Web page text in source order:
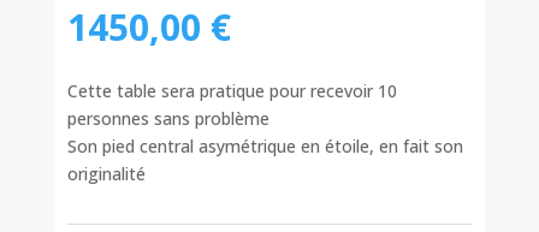
1450,00 €
Cette table sera pratique pour recevoir 10
personnes sans problème
Son pied central asymétrique en étoile, en fait son
originalité